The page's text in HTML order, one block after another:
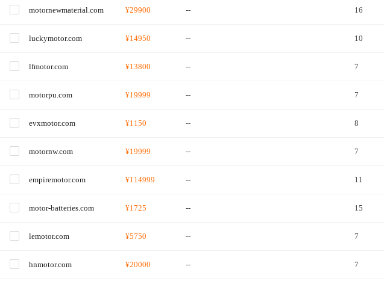
motornewmaterial.com ¥29900 -- 16
luckymotor.com ¥14950 -- 10
lfmotor.com ¥13800 -- 7
motorpu.com ¥19999 -- 7
evxmotor.com ¥1150 -- 8
motornw.com ¥19999 -- 7
empiremotor.com ¥114999 -- 11
motor-batteries.com ¥1725 -- 15
lemotor.com ¥5750 -- 7
hnmotor.com ¥20000 -- 7